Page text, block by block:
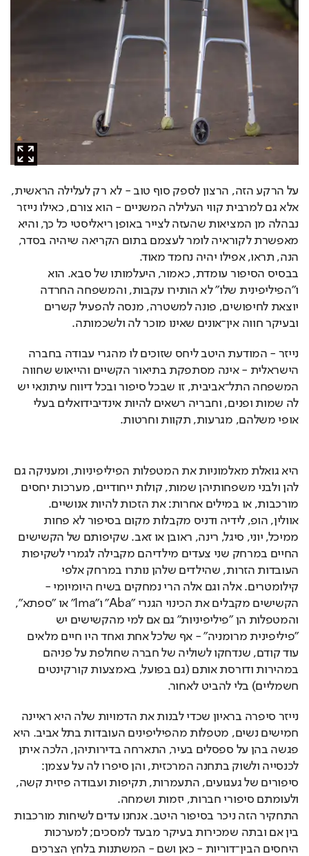
על הרקע הזה, הרצון לספק סוף טוב - לא רק לעלילה הראשית,
אלא גם למרבית קווי העלילה המשניים - הוא צורם, כאילו נייזר
נבהלה מן המציאות שהעזה לצייר באופן ריאליסטי כל כך, והיא
מאפשרת לקוראיה לומר לעצמם בתום הקריאה שיהיה בסדר,
הנה, תראו, אפילו יהיה נחמד מאוד.
בבסיס הסיפור עומדת, כאמור, היעלמותו של סבא. הוא
ו״הפיליפינית שלו״ לא הותירו עקבות, והמשפחה החרדה
יוצאת לחיפושים, פונה למשטרה, מנסה להפעיל קשרים
ובעיקר חווה אין־אונים שאינו מוכר לה ולשכמותה.
נייזר - המודעת היטב ליחס שזוכים לו מהגרי עבודה בחברה
הישראלית - אינה מסתפקת בתיאור הקשיים והייאוש שחווה
המשפחה התל־אביבית, זו שבכל סיפור ובכל דיווח עיתונאי יש
לה שמות ופנים, וחבריה רשאים להיות אינדיבידואלים בעלי
אופי משלהם, מגרעות, תקוות וחרטות.
היא גואלת מאלמוניות את המטפלות הפיליפיניות, ומעניקה גם
להן ולבני משפחותיהן שמות, קולות ייחודיים, מערכות יחסים
מורכבות, או במילים אחרות: את הזכות להיות אנושיים.
אוולין, הופ, לידיה ודניס מקבלות מקום בסיפור לא פחות
ממיכל, יוני, סיגל, רינה, ראובן או זאב. שקיפותם של הקשישים
החיים במרחק שני צעדים מילדיהם מקבילה לגמרי לשקיפות
העובדות הזרות, שהילדים שלהן נותרו במרחק אלפי
קילומטרים. אלה וגם אלה הרי נמחקים בשיח היומיומי -
הקשישים מקבלים את הכינוי הגנרי ״Aba״ ו״Ima״ או ״ספתא״,
והמטפלות הן ״פיליפיניות״ גם אם למי מהקשישים יש
״פיליפינית מרומניה״ - אף שלכל אחת ואחד היו חיים מלאים
עוד קודם, שנדחקו לשוליה של חברה שחולפת על פניהם
במהירות ודורסת אותם (גם בפועל, באמצעות קורקינטים
חשמליים) בלי להביט לאחור.
נייזר סיפרה בראיון שכדי לבנות את הדמויות שלה היא ראיינה
חמישים נשים, מטפלות מהפיליפינים העובדות בתל אביב. היא
פגשה בהן על ספסלים בעיר, התארחה בדירותיהן, הלכה איתן
לכנסייה ולשוק בתחנה המרכזית, והן סיפרו לה על עצמן:
סיפורים של געגועים, התעמרות, תקיפות ועבודה פיזית קשה,
ולעומתם סיפורי חברות, יזמות ושמחה.
התחקיר הזה ניכר בסיפור היטב. אנחנו עדים לשיחות מורכבות
בין אם ובתה שמכירות בעיקר מבעד למסכים; למערכות
היחסים הבין־דוריות - כאן ושם - המשתנות בלחץ הצרכים